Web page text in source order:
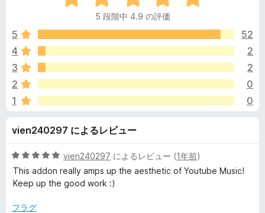
ザ
ー
ド
オ
ン
e
S
o
n
g
f
段
中
.
の
価
5 段階中 4.9 の評価
5
52
4
2
3
2
2
0
1
0
vien240297 によるレビュー
5
段
階
5
vien240297 によるレビュー (1年前)
This addon really amps up the aesthetic of Youtube Music!
Keep up the good work :)
フラグ